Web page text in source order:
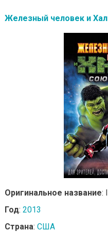
Железный человек и
Оригинальное название:
Год: 2013
Страна: США